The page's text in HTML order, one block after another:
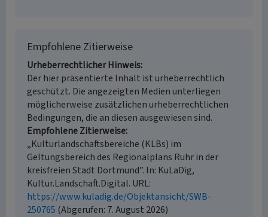
Empfohlene Zitierweise
Urheberrechtlicher Hinweis
Der hier präsentierte Inhalt ist urheberrechtlich
geschützt. Die angezeigten Medien unterliegen
möglicherweise zusätzlichen urheberrechtlichen
Bedingungen, die an diesen ausgewiesen sind.
Empfohlene Zitierweise
„Kulturlandschaftsbereiche (KLBs) im
Geltungsbereich des Regionalplans Ruhr in der
kreisfreien Stadt Dortmund”. In: KuLaDig,
Kultur.Landschaft.Digital. URL:
https://www.kuladig.de/Objektansicht/SWB-
250765 (Abgerufen: 7. August 2026)